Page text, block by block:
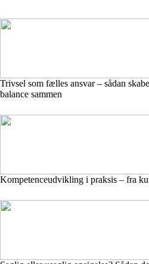
Trivsel som fælles ansvar – sådan
balance sammen
Kompetenceudvikling i praksis – fra